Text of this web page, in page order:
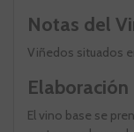
Notas del
Viñedos situados
Elaboración
El vino base se